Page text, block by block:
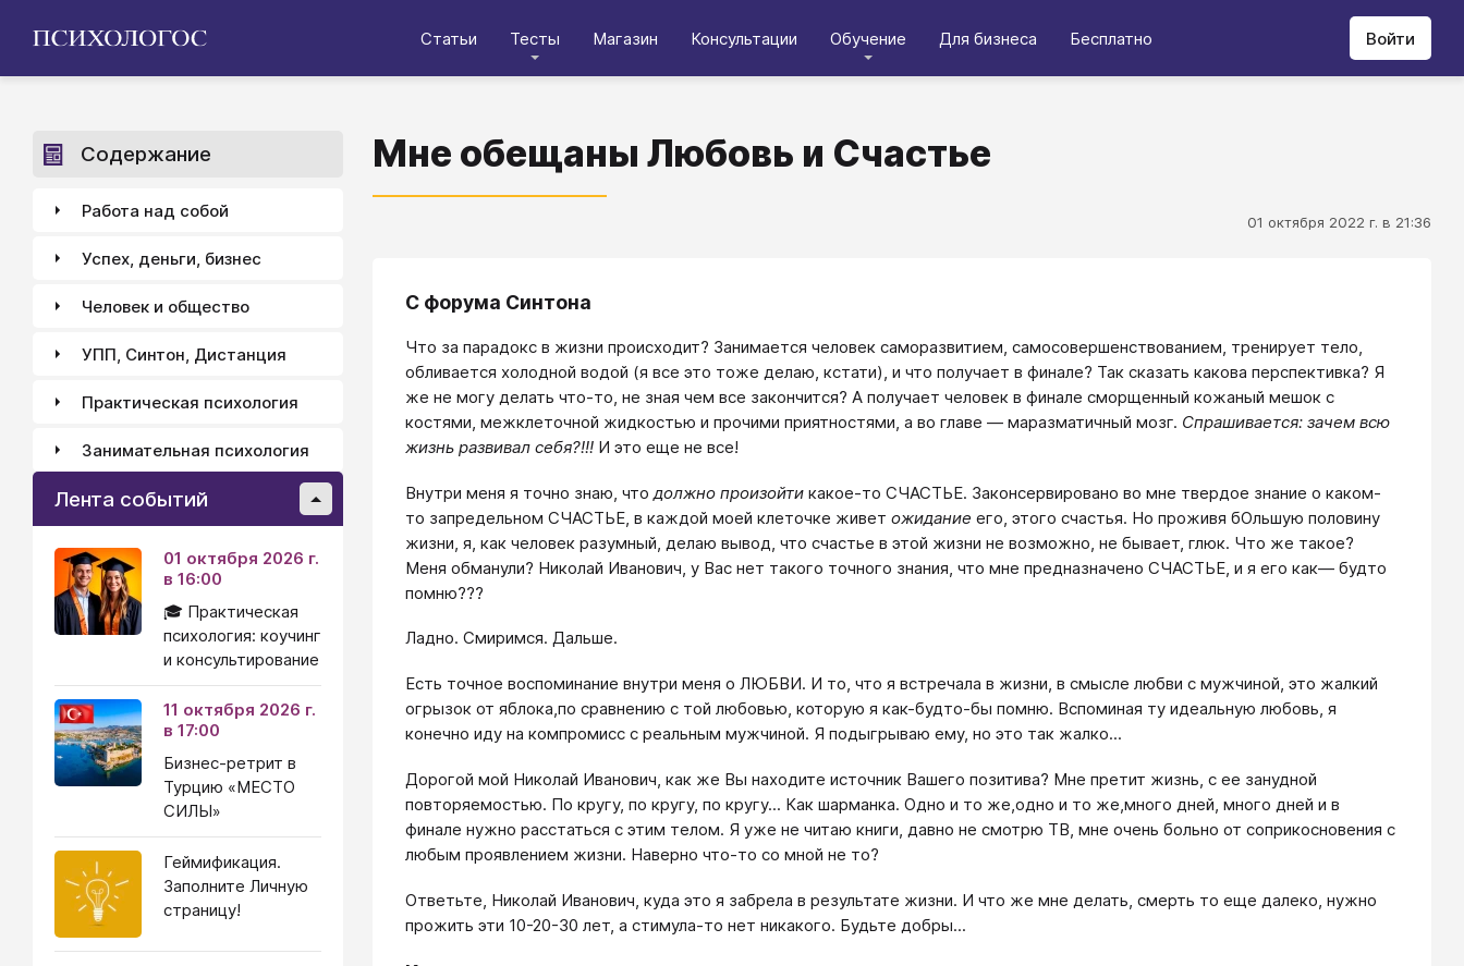
Статьи Тесты Магазин Консультации Обучение Для бизнеса Бесплатно Войти
Мне обещаны Любовь и Счастье
01 октября 2022 г. в 21:36
С форума Синтона
Что за парадокс в жизни происходит? Занимается человек саморазвитием, самосовершенствованием, тренирует тело,
обливается холодной водой (я все это тоже делаю, кстати), и что получает в финале? Так сказать какова перспективка? Я
же не могу делать что-то, не зная чем все закончится? А получает человек в финале сморщенный кожаный мешок с
костями, межклеточной жидкостью и прочими приятностями, а во главе — маразматичный мозг. Спрашивается: зачем всю
жизнь развивал себя?!!! И это еще не все!
Внутри меня я точно знаю, что должно произойти какое-то СЧАСТЬЕ. Законсервировано во мне твердое знание о каком-
то запредельном СЧАСТЬЕ, в каждой моей клеточке живет ожидание его, этого счастья. Но проживя бОльшую половину
жизни, я, как человек разумный, делаю вывод, что счастье в этой жизни не возможно, не бывает, глюк. Что же такое?
Меня обманули? Николай Иванович, у Вас нет такого точного знания, что мне предназначено СЧАСТЬЕ, и я его как— будто
помню???
Ладно. Смиримся. Дальше.
Есть точное воспоминание внутри меня о ЛЮБВИ. И то, что я встречала в жизни, в смысле любви с мужчиной, это жалкий
огрызок от яблока,по сравнению с той любовью, которую я как-будто-бы помню. Вспоминая ту идеальную любовь, я
конечно иду на компромисс с реальным мужчиной. Я подыгрываю ему, но это так жалко...
Дорогой мой Николай Иванович, как же Вы находите источник Вашего позитива? Мне претит жизнь, с ее занудной
повторяемостью. По кругу, по кругу, по кругу... Как шарманка. Одно и то же,одно и то же,много дней, много дней и в
финале нужно расстаться с этим телом. Я уже не читаю книги, давно не смотрю ТВ, мне очень больно от соприкосновения с
любым проявлением жизни. Наверно что-то со мной не то?
Ответьте, Николай Иванович, куда это я забрела в результате жизни. И что же мне делать, смерть то еще далеко, нужно
прожить эти 10-20-30 лет, а стимула-то нет никакого. Будьте добры...
Содержание
Работа над собой
Успех, деньги, бизнес
Человек и общество
УПП, Синтон, Дистанция
Практическая психология
Занимательная психология
Лента событий
01 октября 2026 г.
в 16:00
🎓 Практическая
психология: коучинг
и консультирование
11 октября 2026 г.
в 17:00
Бизнес-ретрит в
Турцию «МЕСТО
СИЛЫ»
Геймификация.
Заполните Личную
страницу!